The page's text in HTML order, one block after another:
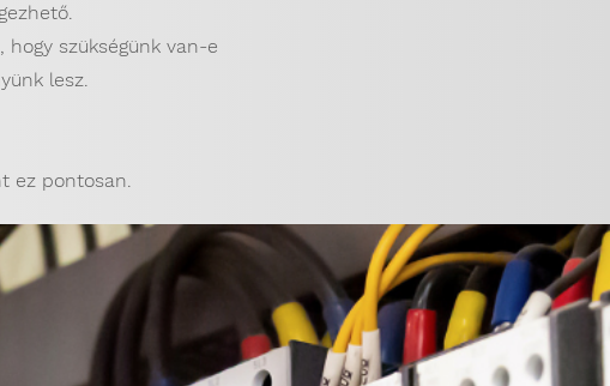
szükségünk van-e
lesz.
ez pontosan.